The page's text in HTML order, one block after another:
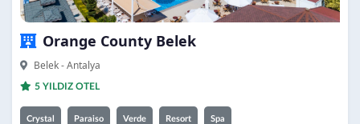
Orange County Belek
Belek - Antalya
5 YILDIZ OTEL
Crystal Paraiso Verde Resort Spa